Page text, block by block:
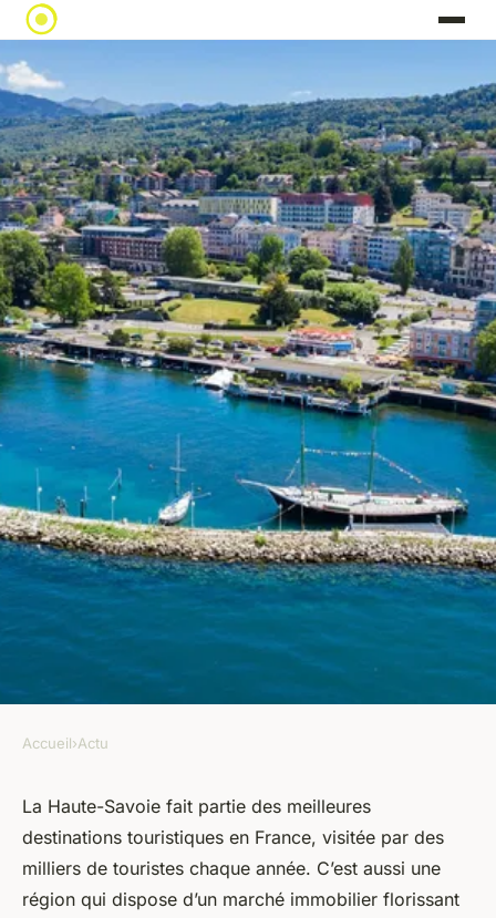
Quels sont les avantages
d'investir dans l'immobilier en
Haute-Savoie ?
Accueil›Actu
La Haute-Savoie fait partie des meilleures
destinations touristiques en France, visitée par des
milliers de touristes chaque année. C’est aussi une
région qui dispose d’un marché immobilier florissant